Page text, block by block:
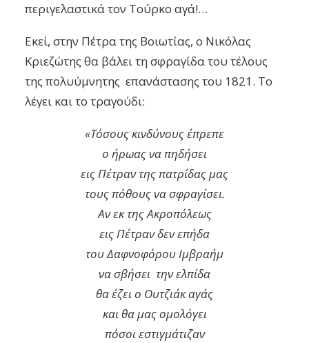
περιγελαστικά τον Τούρκο αγά!…
Εκεί, στην Πέτρα της Βοιωτίας, ο Νικόλας
Κριεζώτης θα βάλει τη σφραγίδα του τέλους
της πολυύμνητης επανάστασης του 1821. Το
λέγει και το τραγούδι:
«Τόσους κινδύνους έπρεπε
ο ήρωας να πηδήσει
εις Πέτραν της πατρίδας μας
τους πόθους να σφραγίσει.
Αν εκ της Ακροπόλεως
εις Πέτραν δεν επήδα
του Δαφνοφόρου Ιμβραήμ
να σβήσει την ελπίδα
θα έζει ο Ουτζιάκ αγάς
και θα μας ομολόγει
πόσοι εστιγμάτιζαν